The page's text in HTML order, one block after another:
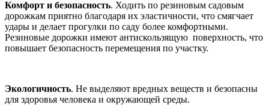
Комфорт и безопасность. Ходить по резиновым садовым
дорожкам приятно благодаря их эластичности, что смягчает
удары и делает прогулки по саду более комфортными.
Резиновые дорожки имеют антискользящую поверхность, что
повышает безопасность перемещения по участку.
Экологичность. Не выделяют вредных веществ и безопасны
для здоровья человека и окружающей среды.